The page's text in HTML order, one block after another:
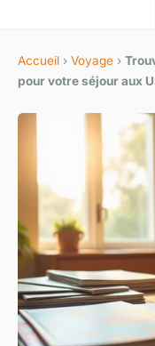
Accueil › Voyage ›
pour votre séjour aux